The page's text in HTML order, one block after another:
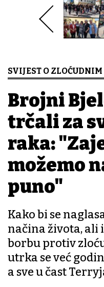
SVIJEST O
Brojni
trčali za
raka:
možemo
puno"
Kako bi se
načina života, ali
borbu protiv
utrka se već
a sve u čast